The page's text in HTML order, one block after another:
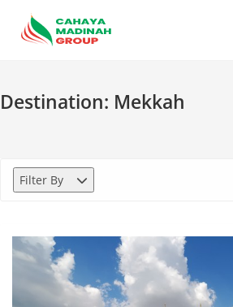
Destination: Mekkah
Filter By